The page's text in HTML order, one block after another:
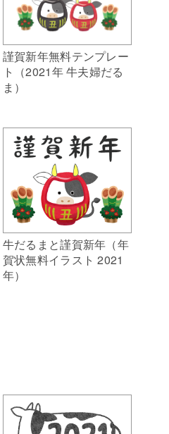
謹賀新年無料テンプレー
ト（2021年 牛夫婦だる
ま）
牛だるまと謹賀新年（年
賀状無料イラスト 2021
年）